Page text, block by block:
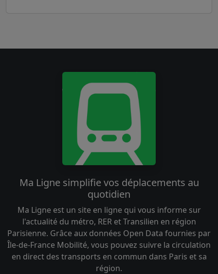
Ma Ligne simplifie vos déplacements au
quotidien
Ma Ligne est un site en ligne qui vous informe sur
l'actualité du métro, RER et Transilien en région
Parisienne. Grâce aux données Open Data fournies par
Île-de-France Mobilité, vous pouvez suivre la circulation
en direct des transports en commun dans Paris et sa
région.